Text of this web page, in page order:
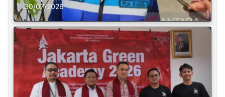
30/07/2026